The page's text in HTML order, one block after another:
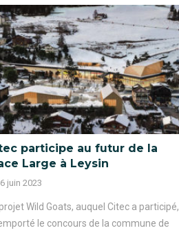
participe au futur de la
Large à Leysin
juin 2023
projet Wild Goats, auquel Citec a participé,
le concours de la commune de